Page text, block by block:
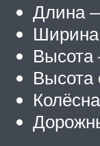
Длина